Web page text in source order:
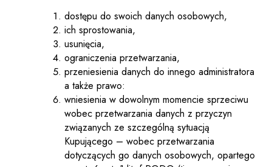
dostępu do swoich danych osobowych,
ich sprostowania,
usunięcia,
ograniczenia przetwarzania,
przeniesienia danych do innego administratora
a także prawo:
wniesienia w dowolnym momencie sprzeciwu
wobec przetwarzania danych z przyczyn
związanych ze szczególną sytuacją
Kupującego – wobec przetwarzania
dotyczących go danych osobowych, opartego